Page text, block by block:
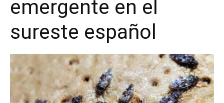
emergente en el
sureste español